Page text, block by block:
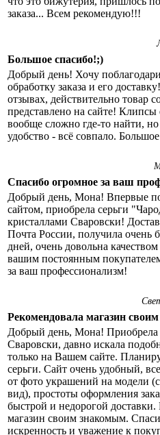
заказа... Всем рекомендую!!!
Большое спасибо!;)
Добрый день! Хочу
обработку заказа и его
отзывах, действительно товар
представлено на сайте!
вообще сложно где-то найти,
удобство - всё совпало.
Спасибо огромное за ваш
Добрый день, Мона! Впервые
сайтом, приобрела серьги
кристаллами Сваровски!
Почта России, получила очень
дней, очень довольна
вашим постоянным
за ваш профессионализм!
Рекомендовала магазин
Добрый день, Мона! Приобрела
Сваровски, давно искала
только на Вашем сайте.
серьги. Сайт очень удобный,
от фото украшений на модели
вид), простоты оформления
быстрой и недорогой доставки.
магазин своим знакомым.
искренность и уважение к